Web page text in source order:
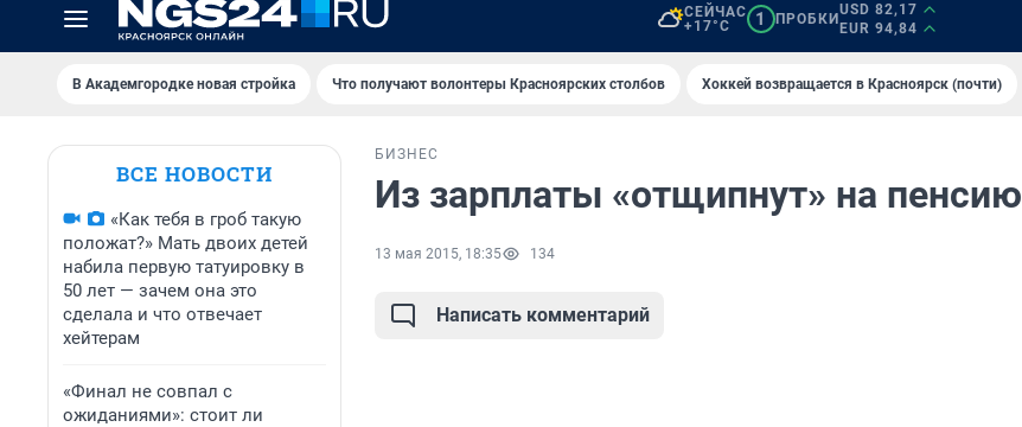
СЕЙЧАС
+17°C
1 ПРОБКИ
USD 82,17
EUR 94,84
В Академгородке новая стройка Что получают волонтеры Красноярских столбов Хоккей возвращается в Красноярск (почти)
ВСЕ НОВОСТИ
«Как тебя в гроб такую
положат?» Мать двоих детей
набила первую татуировку в
50 лет — зачем она это
сделала и что отвечает
хейтерам
«Финал не совпал с
ожиданиями»: стоит ли
БИЗНЕС
Из зарплаты «отщипнут» на пенсию
13 мая 2015, 18:35 134
Написать комментарий